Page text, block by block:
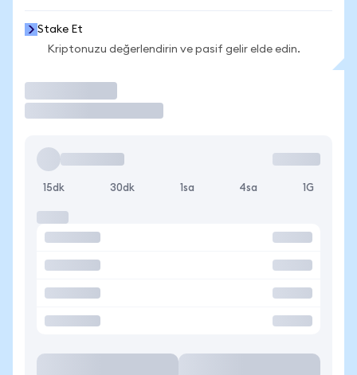
Stake Et
Kriptonuzu değerlendirin ve pasif gelir elde edin.
15dk 30dk 1sa 4sa 1G